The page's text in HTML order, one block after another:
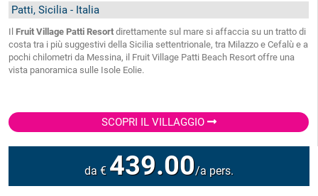
Patti, Sicilia - Italia
Il Fruit Village Patti Resort direttamente sul mare si affaccia su un tratto di
costa tra i più suggestivi della Sicilia settentrionale, tra Milazzo e Cefalù e a
pochi chilometri da Messina, il Fruit Village Patti Beach Resort offre una
vista panoramica sulle Isole Eolie.
SCOPRI IL VILLAGGIO
da € 439.00/a pers.